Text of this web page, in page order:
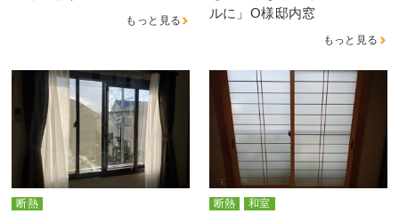
もっと見る
ルに」O様邸内窓
もっと見る
断熱 断熱 和室